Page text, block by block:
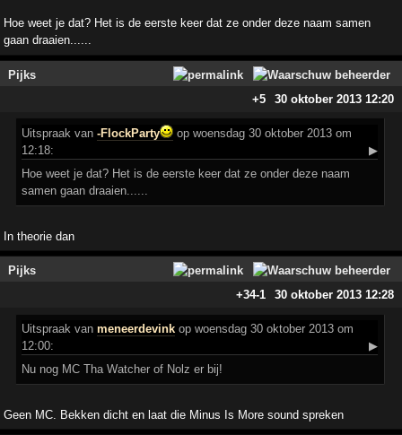
Hoe weet je dat? Het is de eerste keer dat ze onder deze naam samen
gaan draaien......
Pijks
+5
30 oktober 2013 12:20
Uitspraak van-FlockParty
op woensdag 30 oktober 2013 om
12:18:
▶
Hoe weet je dat? Het is de eerste keer dat ze onder deze naam
samen gaan draaien......
In theorie dan
Pijks
+34-1 30 oktober 2013 12:28
Uitspraak vanmeneerdevink op woensdag 30 oktober 2013 om
12:00:
▶
Nu nog MC Tha Watcher of Nolz er bij!
Geen MC. Bekken dicht en laat die Minus Is More sound spreken